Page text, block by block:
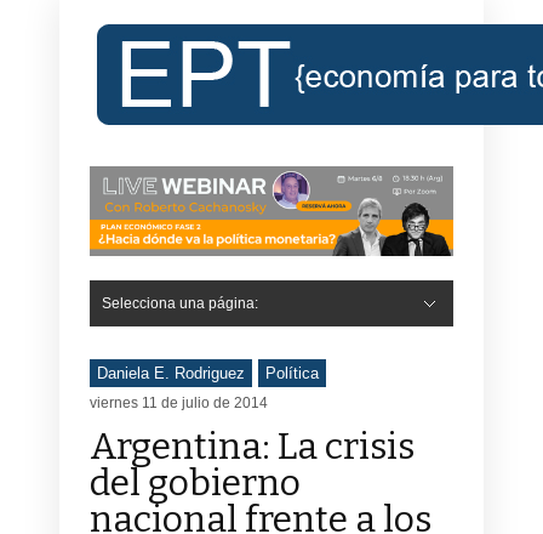
Selecciona una página:
Daniela E. Rodriguez Política
viernes 11 de julio de 2014
Argentina: La crisis
del gobierno
nacional frente a los